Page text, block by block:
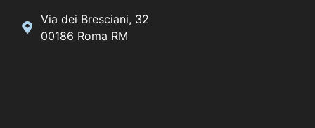
Via dei Bresciani, 32
00186 Roma RM